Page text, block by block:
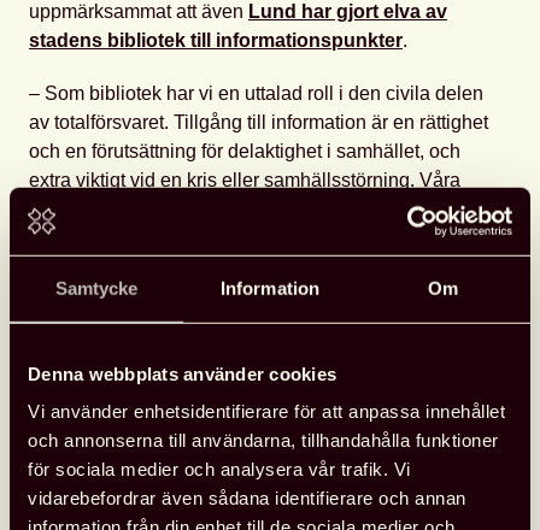
Samtycke Information Om
Denna webbplats använder cookies
Vi använder enhetsidentifierare för att anpassa innehållet
och annonserna till användarna, tillhandahålla funktioner
för sociala medier och analysera vår trafik. Vi
vidarebefordrar även sådana identifierare och annan
uppmärksammat att även Lund har gjort elva av
stadens bibliotek till informationspunkter.
– Som bibliotek har vi en uttalad roll i den civila delen
av totalförsvaret. Tillgång till information är en rättighet
och en förutsättning för delaktighet i samhället, och
extra viktigt vid en kris eller samhällsstörning. Våra
bibliotek utgör också trygga, välkomnande och
tillgängliga samlingspunkter i hela kommunen. Därför
informationspunkter och även mötesplatser vid
händelse av kris, sägerEmma Lang Åberg,
Lund.
Svensk biblioteksföreningsexpertnätverk för
bibliotekens roll i totalförsvarethar gett ut en
verktygslåda för bibliotekens arbete med att planera
inför, och i händelse av, kris, höjd beredskap och krig.